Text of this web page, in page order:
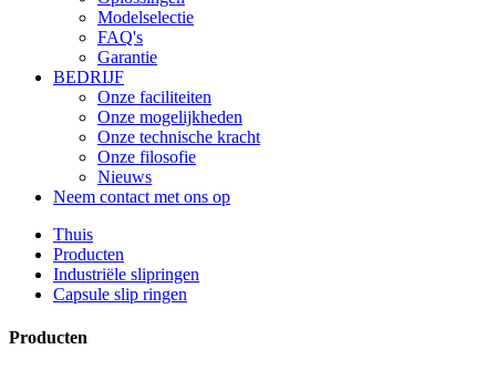
Modelselectie
FAQ's
Garantie
BEDRIJF
Onze faciliteiten
Onze mogelijkheden
Onze technische kracht
Onze filosofie
Nieuws
Neem contact met ons op
Thuis
Producten
Industriële slipringen
Capsule slip ringen
Producten